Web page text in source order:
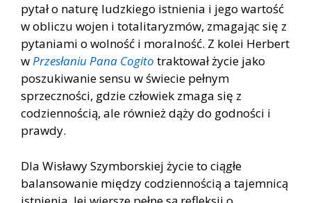
pytał o naturę ludzkiego istnienia i jego wartość
w obliczu wojen i totalitaryzmów, zmagając się z
pytaniami o wolność i moralność. Z kolei Herbert
wPrzesłaniu Pana Cogito traktował życie jako
poszukiwanie sensu w świecie pełnym
sprzeczności, gdzie człowiek zmaga się z
codziennością, ale również dąży do godności i
prawdy.
Dla Wisławy Szymborskiej życie to ciągłe
balansowanie między codziennością a tajemnicą